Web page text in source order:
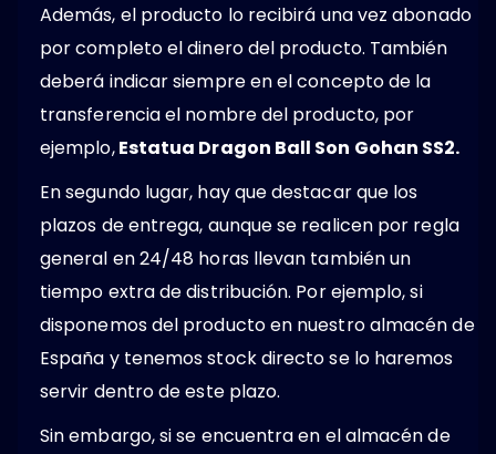
Además, el producto lo recibirá una vez abonado
por completo el dinero del producto. También
deberá indicar siempre en el concepto de la
transferencia el nombre del producto, por
ejemplo,Estatua Dragon Ball Son Gohan SS2.
En segundo lugar, hay que destacar que los
plazos de entrega, aunque se realicen por regla
general en 24/48 horas llevan también un
tiempo extra de distribución. Por ejemplo, si
disponemos del producto en nuestro almacén de
España y tenemos stock directo se lo haremos
servir dentro de este plazo.
Sin embargo, si se encuentra en el almacén de